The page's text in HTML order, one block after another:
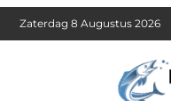
Zaterdag 8 Augustus 2026